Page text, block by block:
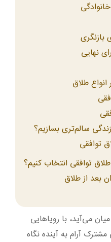
بازنگری
نهایی
طلاق
سالم‌تری بسازیم؟
توافقی
توافقی انتخاب کنیم؟
بعد از طلاق
می‌آید، با رویاهایی
آرام به آینده نگاه